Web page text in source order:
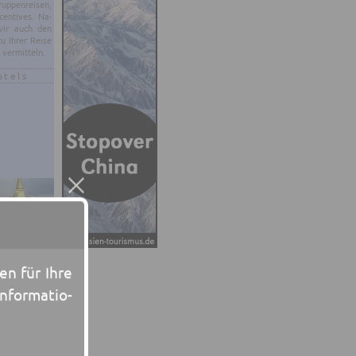
Na­
auch den
Ihrer Reise
ver­mit­teln.
für Ihre